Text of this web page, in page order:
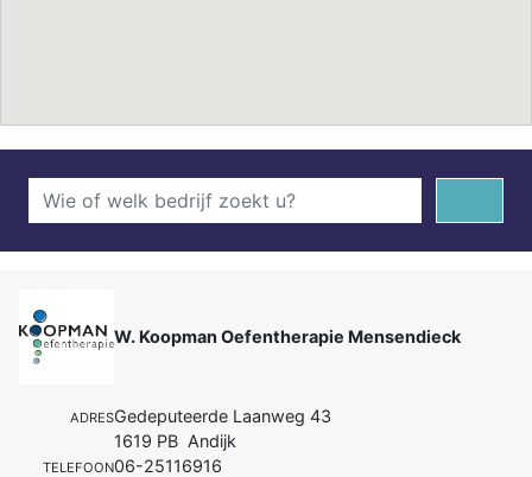
W. Koopman Oefentherapie Mensendieck
ADRESGedeputeerde Laanweg 43
1619 PB Andijk
TELEFOON06-25116916